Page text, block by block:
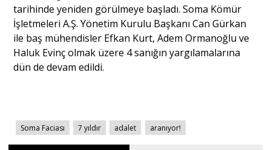
tarihinde yeniden görülmeye başladı. Soma Kömür
İşletmeleri A.Ş. Yönetim Kurulu Başkanı Can Gürkan
ile baş mühendisler Efkan Kurt, Adem Ormanoğlu ve
Haluk Evinç olmak üzere 4 sanığın yargılamalarına
dün de devam edildi.
Soma Faciası 7 yıldır adalet aranıyor!